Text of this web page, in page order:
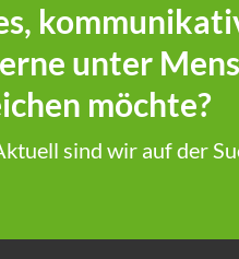
unter
möchte?
sind wir auf der